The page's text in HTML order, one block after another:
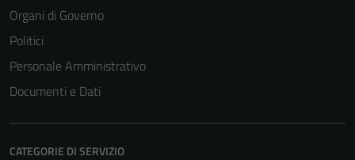
Organi di Governo
Politici
Personale Amministrativo
Documenti e Dati
CATEGORIE DI SERVIZIO